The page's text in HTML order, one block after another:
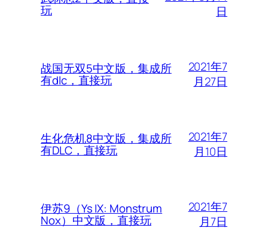
玩
日
战国无双5中文版，集成所
有dlc，直接玩
2021年7
月27日
生化危机8中文版，集成所
有DLC，直接玩
2021年7
月10日
伊苏9（Ys IX: Monstrum
Nox）中文版，直接玩
2021年7
月7日